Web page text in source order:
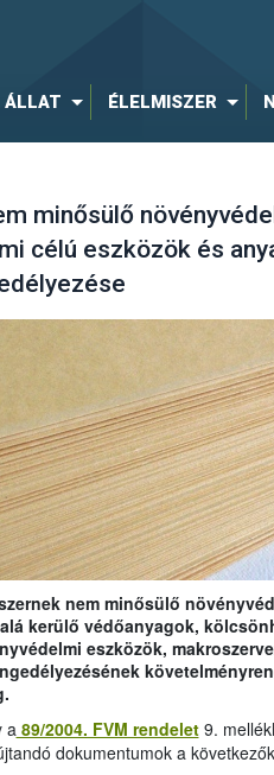
ÁLLAT ÉLELMISZER
minősülő
célú eszközök és
nem minősülő
kerülő védőanyagok,
eszközök,
a89/2004. FVM rendelet9.
dokumentumok a